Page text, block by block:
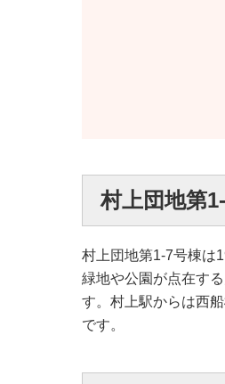
村上団地第
村上団地第1-7号棟は
緑地や公園が点在す
す。村上駅からは西
です。